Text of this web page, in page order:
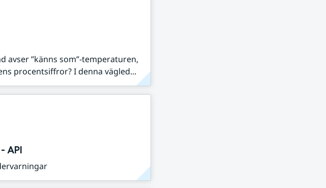
avser ”känns som”-temperaturen,
procentsiffror? I denna vägled...
API